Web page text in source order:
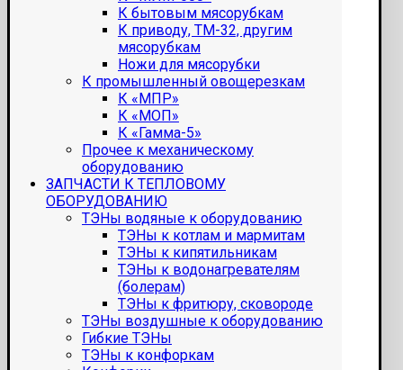
К бытовым мясорубкам
К приводу, ТМ-32, другим
мясорубкам
Ножи для мясорубки
К промышленный овощерезкам
К «МПР»
К «МОП»
К «Гамма-5»
Прочее к механическому
оборудованию
ЗАПЧАСТИ К ТЕПЛОВОМУ
ОБОРУДОВАНИЮ
ТЭНы водяные к оборудованию
ТЭНы к котлам и мармитам
ТЭНы к кипятильникам
ТЭНы к водонагревателям
(болерам)
ТЭНы к фритюру, сковороде
ТЭНы воздушные к оборудованию
Гибкие ТЭНы
ТЭНы к конфоркам